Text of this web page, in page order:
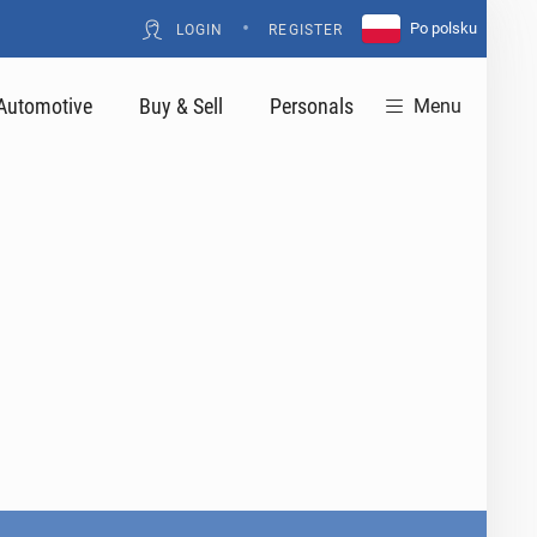
LOGIN • REGISTER Po polsku
Buy & Sell Personals Menu